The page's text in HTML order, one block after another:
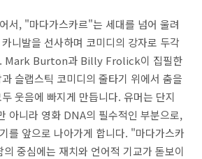
서, "마다가스카르"는 세대를 넘어 울려
니발을 선사하며 코미디의 강자로 두각
. Mark Burton과 Billy Frolick이 집필한
슬랩스틱 코미디의 줄타기 위에서 춤을
웃음에 빠지게 만듭니다. 유머는 단지
아니라 영화 DNA의 필수적인 부분으로,
를 앞으로 나아가게 합니다. "마다가스카
중심에는 재치와 언어적 기교가 돋보이